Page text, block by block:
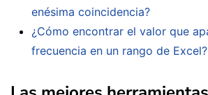
enésima coincidencia?
¿Cómo encontrar el valor que
frecuencia en un rango de Excel?